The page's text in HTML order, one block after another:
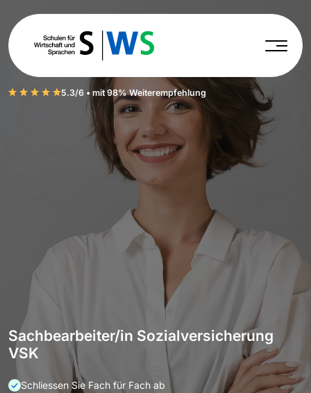
5.3/6 • mit 98% Weiterempfehlung
Sachbearbeiter/in Sozialversicherung
VSK
Schliessen Sie Fach für Fach ab